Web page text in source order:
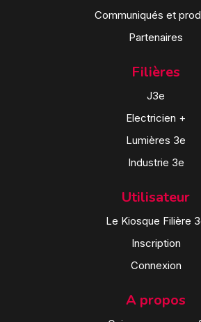
Communiqués et
Partenaires
Filières
J3e
Electricien +
Lumières 3e
Industrie 3e
Utilisateur
Le Kiosque Filière
Inscription
Connexion
A propos